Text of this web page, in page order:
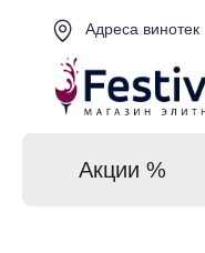
Адреса винотек
Акции %